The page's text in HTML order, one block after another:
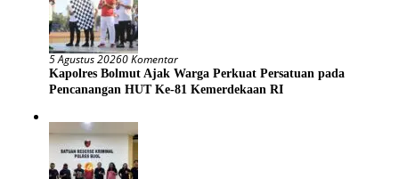
5 Agustus 20260 Komentar
Kapolres Bolmut Ajak Warga Perkuat Persatuan pada
Pencanangan HUT Ke-81 Kemerdekaan RI